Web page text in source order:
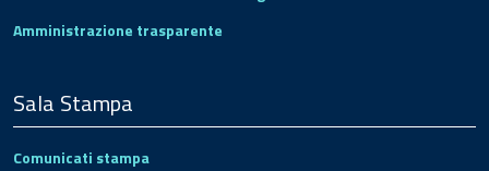
Amministrazione trasparente
Sala Stampa
Comunicati stampa